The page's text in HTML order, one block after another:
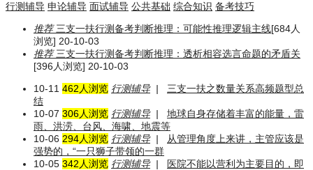
行测辅导 申论辅导 面试辅导 公共基础 综合知识 备考技巧
推荐三支一扶行测备考判断推理：可能性推理逻辑主线[684人
浏览] 20-10-03
推荐三支一扶行测备考判断推理：透析相容选言命题的矛盾关
[396人浏览] 20-10-03
10-11 462人浏览 行测辅导|
三支一扶之数量关系高频题型总
结
10-07 306人浏览 行测辅导|
地球自身存储着丰富的能量，雷
雨、洪涝、台风、海啸、地震等
10-06 294人浏览 行测辅导|
从管理角度上来讲，主管应该是
强势的，“一只狮子带领的一群
10-05 342人浏览 行测辅导|
医院不能以营利为主要目的，即